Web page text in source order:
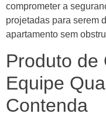
comprometer a
projetadas para serem
apartamento sem
Produto de
Equipe
Contenda